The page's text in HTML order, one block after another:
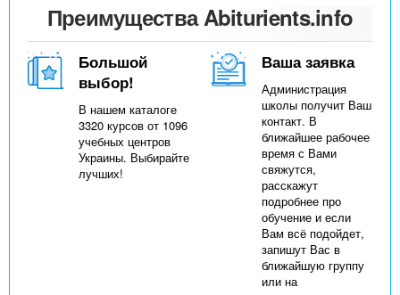
Преимущества Abiturients.info
Большой
выбор!
В нашем каталоге
3320 курсов от 1096
учебных центров
Украины. Выбирайте
лучших!
Ваша заявка
Администрация
школы получит Ваш
контакт. В
ближайшее рабочее
время с Вами
свяжутся,
расскажут
подробнее про
обучение и если
Вам всё подойдет,
запишут Вас в
ближайшую группу
или на